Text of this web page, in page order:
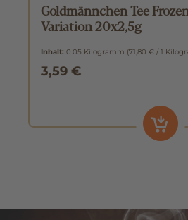
Goldmännchen Tee
Variation 20x2,5g
Inhalt: 0.05 Kilogramm (71,80 € / 1
3,59 €